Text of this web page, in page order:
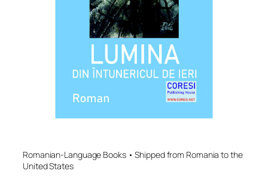
Romanian-Language Books • Shipped from Romania to the
United States